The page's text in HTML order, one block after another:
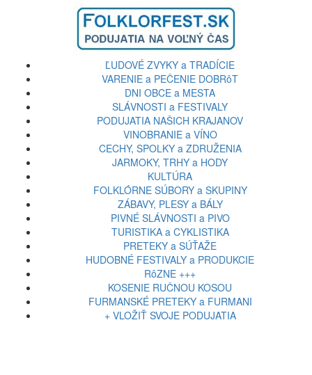
ĽUDOVÉ ZVYKY a TRADÍCIE
VARENIE a PEČENIE DOBRôT
DNI OBCE a MESTA
SLÁVNOSTI a FESTIVALY
PODUJATIA NAŠICH KRAJANOV
VINOBRANIE a VÍNO
CECHY, SPOLKY a ZDRUŽENIA
JARMOKY, TRHY a HODY
KULTÚRA
FOLKLÓRNE SÚBORY a SKUPINY
ZÁBAVY, PLESY a BÁLY
PIVNÉ SLÁVNOSTI a PIVO
TURISTIKA a CYKLISTIKA
PRETEKY a SÚŤAŽE
HUDOBNÉ FESTIVALY a PRODUKCIE
RôZNE +++
KOSENIE RUČNOU KOSOU
FURMANSKÉ PRETEKY a FURMANI
+ VLOŽIŤ SVOJE PODUJATIA